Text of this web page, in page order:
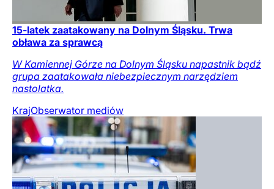
15-latek zaatakowany na Dolnym Śląsku. Trwa
obława za sprawcą
W Kamiennej Górze na Dolnym Śląsku napastnik bądź
grupa zaatakowała niebezpiecznym narzędziem
nastolatka.
KrajObserwator mediów